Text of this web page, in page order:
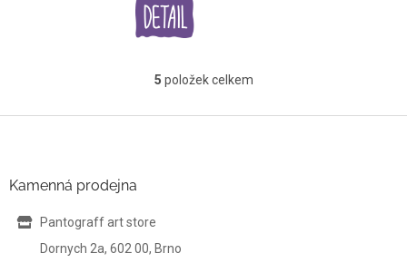
O
l
5 položek celkem
Kamenná prodejna
Pantograff art store
Dornych 2a, 602 00, Brno